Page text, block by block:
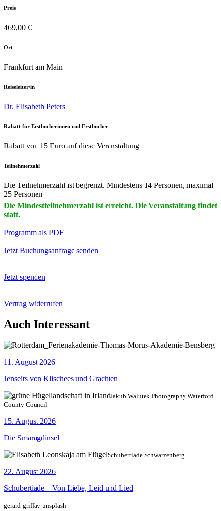
Preis
469,00 €
Ort
Frankfurt am Main
Reiseleiter/in
Dr. Elisabeth Peters
Rabatt für Erstbucherinnen und Erstbucher
Rabatt von 15 Euro auf diese Veranstaltung
Teilnehmerzahl
Die Teilnehmerzahl ist begrenzt. Mindestens 14 Personen, maximal
25 Personen
Die Mindestteilnehmerzahl ist erreicht. Die Veranstaltung findet
statt.
Programm als PDF
Jetzt Buchungsanfrage senden
Jetzt spenden
Vertrag widerrufen
Auch Interessant
11. August 2026
Jenseits von Klischees und Grachten
Jakub Walutek Photography Waterford
County Council
15. August 2026
Die Smaragdinsel
Schubertiade Schwarzenberg
22. August 2026
Schubertiade – Von Liebe, Leid und Lied
gerard-griffay-unsplash